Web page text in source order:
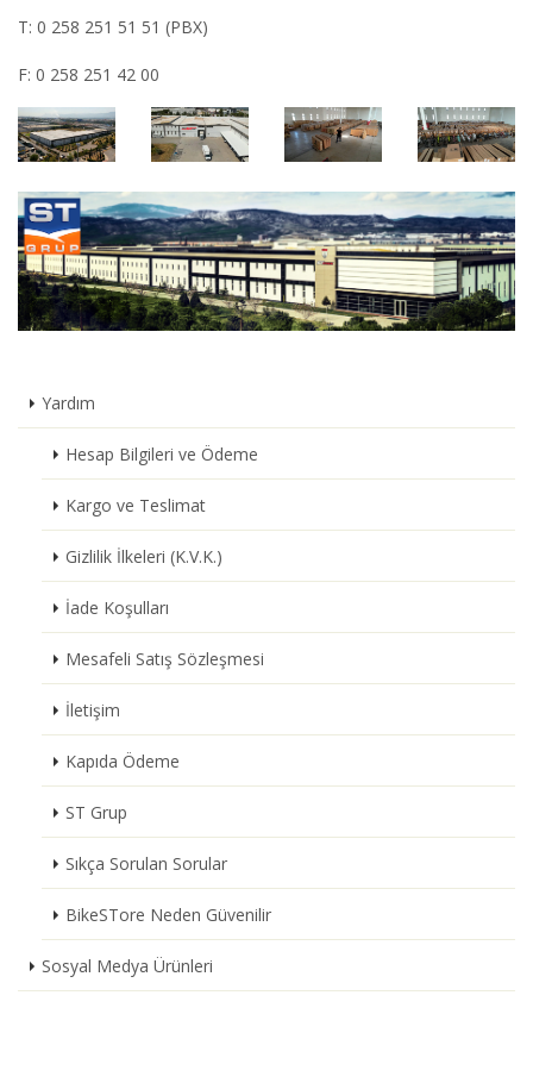
T: 0 258 251 51 51 (PBX)
F: 0 258 251 42 00
Yardım
Hesap Bilgileri ve Ödeme
Kargo ve Teslimat
Gizlilik İlkeleri (K.V.K.)
İade Koşulları
Mesafeli Satış Sözleşmesi
İletişim
Kapıda Ödeme
ST Grup
Sıkça Sorulan Sorular
BikeSTore Neden Güvenilir
Sosyal Medya Ürünleri